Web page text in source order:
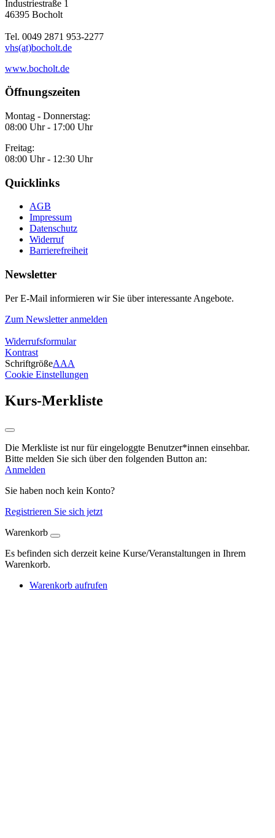
Industriestraße 1
46395 Bocholt
Tel. 0049 2871 953-2277
vhs(at)bocholt.de
www.bocholt.de
Öffnungszeiten
Montag - Donnerstag:
08:00 Uhr - 17:00 Uhr
Freitag:
08:00 Uhr - 12:30 Uhr
Quicklinks
AGB
Impressum
Datenschutz
Widerruf
Barrierefreiheit
Newsletter
Per E-Mail informieren wir Sie über interessante Angebote.
Zum Newsletter anmelden
Widerrufsformular
Kontrast
SchriftgrößeAAA
Cookie Einstellungen
Kurs-Merkliste
Die Merkliste ist nur für eingeloggte Benutzer*innen einsehbar.
Bitte melden Sie sich über den folgenden Button an:
Anmelden
Sie haben noch kein Konto?
Registrieren Sie sich jetzt
Warenkorb
Es befinden sich derzeit keine Kurse/Veranstaltungen in Ihrem
Warenkorb.
Warenkorb aufrufen